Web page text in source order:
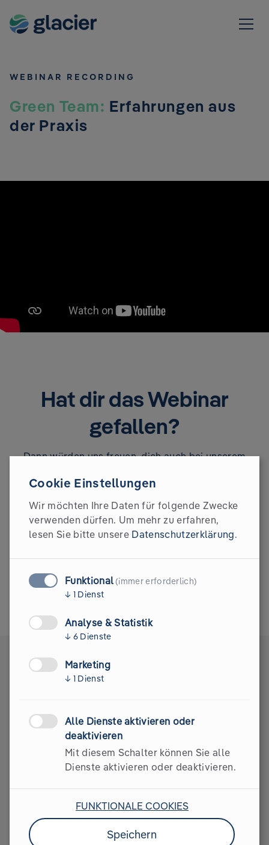
WEBINAR RECORDING
Green Team: Erfahrungen aus
der Praxis
Hat dir das Webinar
gefallen?
Dann würden uns freuen, dich auch bei unserem
Einfach anmelden und live dabei sein wenn es wieder
darum geht wie du Klimaschutz und Nachhaltigkeit in
deinem Unternehmen voranbringen kannst. Bis bald :)
Wir haben viel vor!
Updates zu unseren Programmen, News zu
Klimaschutz und ESG, und die besten Klimatipps dein
Unternehmen. Kein Spam und jederzeit kündbar.
E-Mail
Newsletter erhalten (
Datenschutzerklärung
Cookie Einstellungen
Wir möchten Ihre Daten für folgende Zwecke
verwenden dürfen. Um mehr zu erfahren,
lesen Sie bitte unsere Datenschutzerklärung.
Funktional(immer erforderlich)
↓ 1 Dienst
Analyse & Statistik
↓ 6 Dienste
Marketing
↓ 1 Dienst
Alle Dienste aktivieren oder
deaktivieren
Mit diesem Schalter können Sie alle
Dienste aktivieren oder deaktivieren.
FUNKTIONALE COOKIES
Speichern